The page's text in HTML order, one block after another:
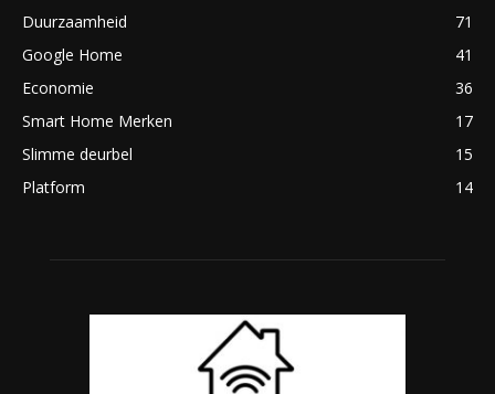
Duurzaamheid
71
Google Home
41
Economie
36
Smart Home Merken
17
Slimme deurbel
15
Platform
14